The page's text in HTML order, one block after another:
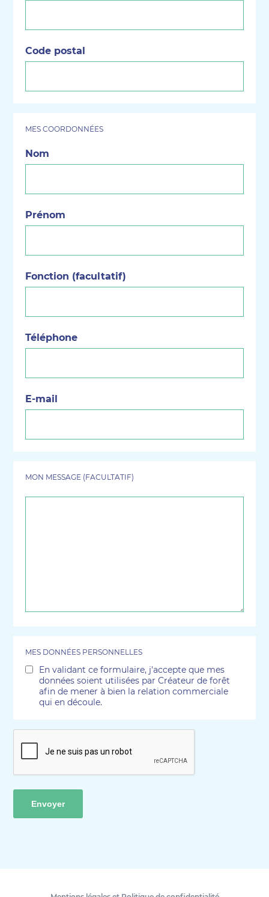
Code postal
MES COORDONNÉES
Nom
Prénom
Fonction (facultatif)
Téléphone
E-mail
MON MESSAGE (FACULTATIF)
Je
MES DONNÉES PERSONNELLES
RGPD
(Nécessaire)
En validant ce formulaire, j'accepte que mes
données soient utilisées par Créateur de forêt
afin de mener à bien la relation commerciale
qui en découle.
CAPTCHA